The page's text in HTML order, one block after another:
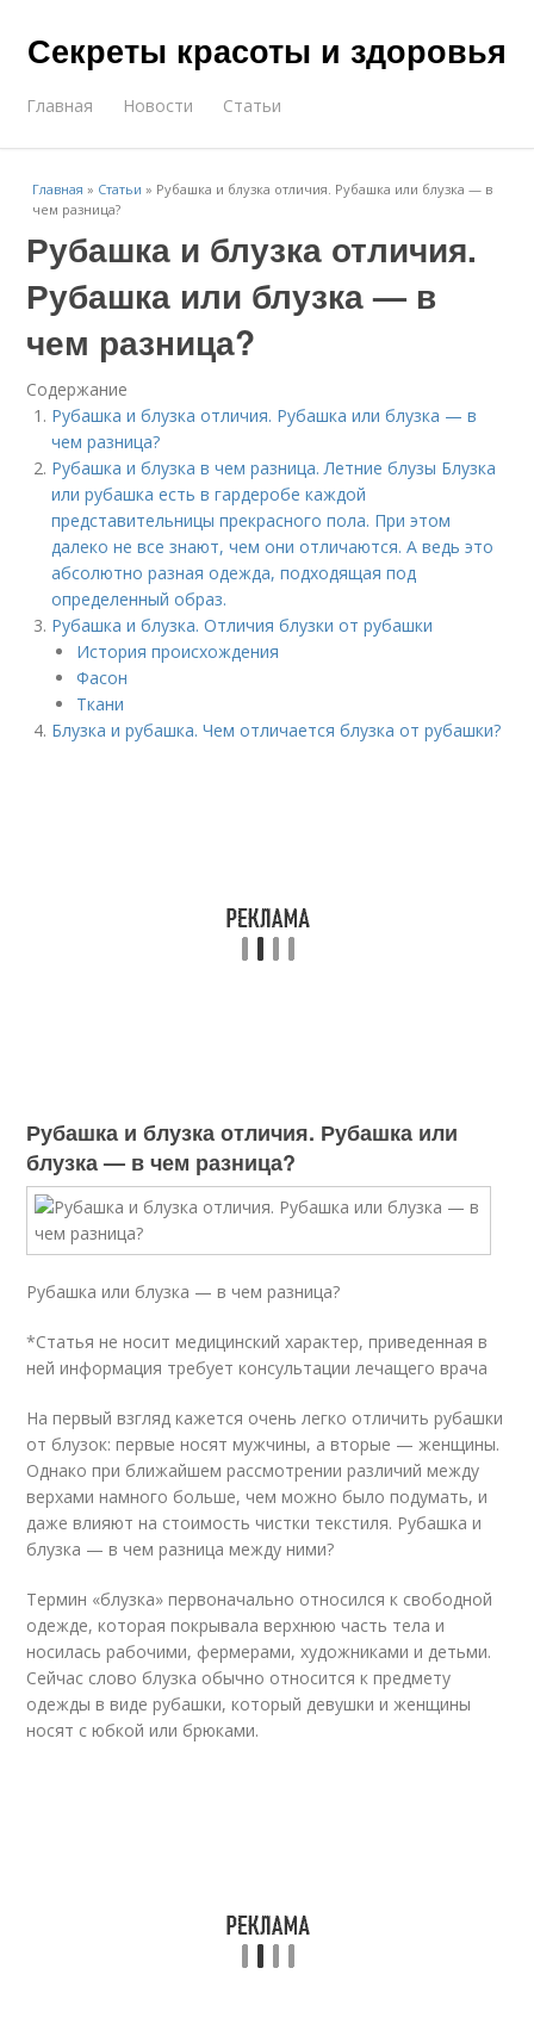
Секреты красоты и здоровья
Главная Новости Статьи
Главная » Статьи » Рубашка и блузка отличия. Рубашка или блузка — в
чем разница?
Рубашка и блузка отличия.
Рубашка или блузка — в
чем разница?
Содержание
Рубашка и блузка отличия. Рубашка или блузка — в
чем разница?
Рубашка и блузка в чем разница. Летние блузы Блузка
или рубашка есть в гардеробе каждой
представительницы прекрасного пола. При этом
далеко не все знают, чем они отличаются. А ведь это
абсолютно разная одежда, подходящая под
определенный образ.
Рубашка и блузка. Отличия блузки от рубашки
История происхождения
Фасон
Ткани
Блузка и рубашка. Чем отличается блузка от рубашки?
Рубашка и блузка отличия. Рубашка или
блузка — в чем разница?
Рубашка или блузка — в чем разница?
*Статья не носит медицинский характер, приведенная в
ней информация требует консультации лечащего врача
На первый взгляд кажется очень легко отличить рубашки
от блузок: первые носят мужчины, а вторые — женщины.
Однако при ближайшем рассмотрении различий между
верхами намного больше, чем можно было подумать, и
даже влияют на стоимость чистки текстиля. Рубашка и
блузка — в чем разница между ними?
Термин «блузка» первоначально относился к свободной
одежде, которая покрывала верхнюю часть тела и
носилась рабочими, фермерами, художниками и детьми.
Сейчас слово блузка обычно относится к предмету
одежды в виде рубашки, который девушки и женщины
носят с юбкой или брюками.